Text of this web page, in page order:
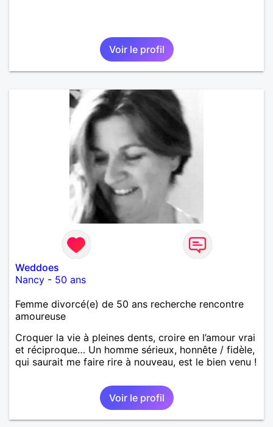
Voir le profil
Weddoes
Nancy - 50 ans
Femme divorcé(e) de 50 ans recherche rencontre
amoureuse
Croquer la vie à pleines dents, croire en l’amour vrai
et réciproque… Un homme sérieux, honnête / fidèle,
qui saurait me faire rire à nouveau, est le bien venu !
Voir le profil